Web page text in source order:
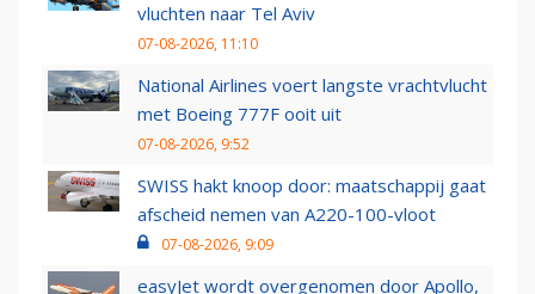
vluchten naar Tel Aviv
07-08-2026, 11:10
National Airlines voert langste vrachtvlucht
met Boeing 777F ooit uit
07-08-2026, 9:52
SWISS hakt knoop door: maatschappij gaat
afscheid nemen van A220-100-vloot
07-08-2026, 9:09
easyJet wordt overgenomen door Apollo,